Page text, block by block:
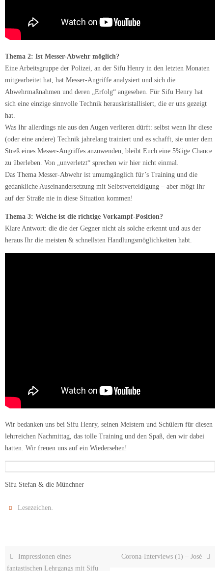
Thema 2: Ist Messer-Abwehr möglich?
Eine Arbeitsgruppe der Polizei, an der Sifu Henry in den letzten Monaten
mitgearbeitet hat, hat Messer-Angriffe analysiert und sich die
Abwehrmaßnahmen und deren „Erfolg“ angesehen. Für Sifu Henry hat
sich eine einzige sinnvolle Technik herauskristallisiert, die er uns gezeigt
hat.
Was Ihr allerdings nie aus den Augen verlieren dürft: selbst wenn Ihr diese
(oder eine andere) Technik jahrelang trainiert und es schafft, sie unter dem
Streß eines Messer-Angriffes anzuwenden, bleibt Euch eine 5%ige Chance
zu überleben. Von „unverletzt“ sprechen wir hier nicht einmal.
Das Thema Messer-Abwehr ist umumgänglich für’s Training und die
gedankliche Auseinandersetzung mit Selbstverteidigung – aber mögt Ihr
auf der Straße nie in diese Situation kommen!
Thema 3: Welche ist die richtige Vorkampf-Position?
Klare Antwort: die die der Gegner nicht als solche erkennt und aus der
heraus Ihr die meisten & schnellsten Handlungsmöglichkeiten habt.
Wir bedanken uns bei Sifu Henry, seinen Meistern und Schülern für diesen
lehrreichen Nachmittag, das tolle Training und den Spaß, den wir dabei
hatten. Wir freuen uns auf ein Wiedersehen!
Sifu Stefan & die Münchner
Lesezeichen.
Impressionen eines
fantastischen Lehrgangs mit Sifu
Corona-Interviews (1) – José